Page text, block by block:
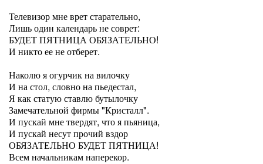
Телевизор мне врет старательно,
Лишь один календарь не соврет:
БУДЕТ ПЯТНИЦА ОБЯЗАТЕЛЬНО!
И никто ее не отберет.
Наколю я огурчик на вилочку
И на стол, словно на пьедестал,
Я как статую ставлю бутылочку
Замечательной фирмы "Кристалл".
И пускай мне твердят, что я пьяница,
И пускай несут прочий вздор
ОБЯЗАТЕЛЬНО БУДЕТ ПЯТНИЦА!
Всем начальникам наперекор.